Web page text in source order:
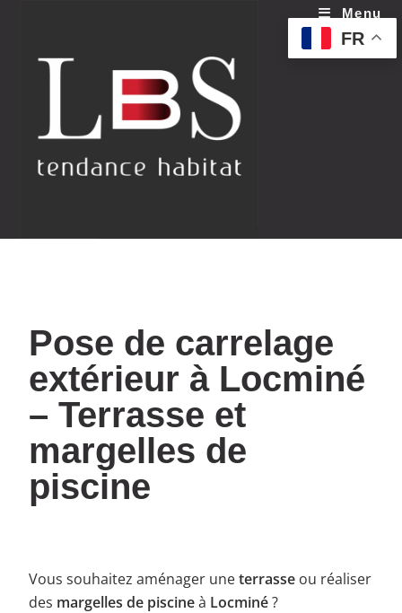
Menu
Pose de carrelage
extérieur à Locminé
– Terrasse et
margelles de
piscine
Vous souhaitez aménager uneterrasse ou réaliser
des margelles de piscineà Locminé?
FR